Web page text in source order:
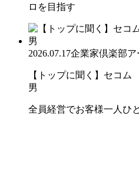
ロを目指す
2026.07.17企業家倶楽部ア
【トップに聞く】セコ
男
全員経営でお客様一人ひ